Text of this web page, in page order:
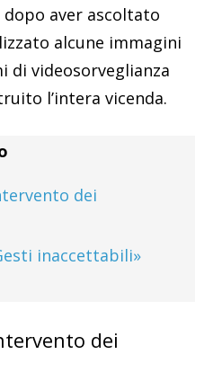
aver ascoltato
alcune immagini
di videosorveglianza
l’intera vicenda.
dei
inaccettabili»
dei